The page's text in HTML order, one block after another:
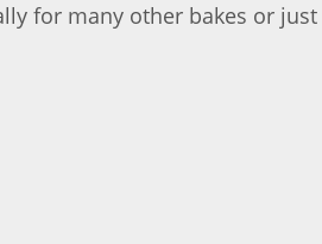
for many other bakes or